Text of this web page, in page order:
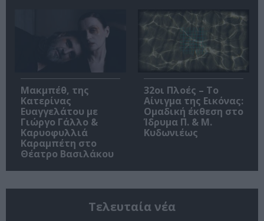
Μακμπέθ, της
Κατερίνας
Ευαγγελάτου με
Γιώργο Γάλλο &
Καρυοφυλλιά
Καραμπέτη στο
Θέατρο Βασιλάκου
32οι Πλοές – Το
Αίνιγμα της Εικόνας:
Ομαδική έκθεση στο
Ίδρυμα Π. & Μ.
Κυδωνιέως
Τελευταία νέα